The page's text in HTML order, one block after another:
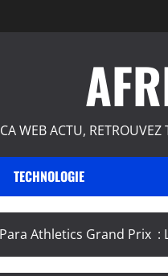
WEB ACTU,
TECHNOLOGIE
Athletics Grand Prix :